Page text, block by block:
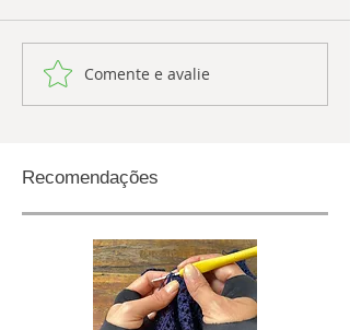
Comente e avalie
Recomendações